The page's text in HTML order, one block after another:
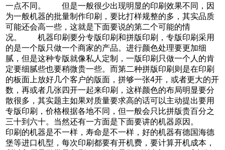
一点不同。 但是一般很少出现明显的印刷效果不同，因
为一般机器的批量制作印刷，要比打样规整的多，其实品质
可能还会高一些，这就是下面要说的第二个可能的情
况。 机器印刷要分专版印刷和拼版印刷，专版印刷采用
的是一个版只做一个商家的产品。进行颜色处理要更加细
腻，但是这种专版就像私人定制，一版印刷只做一个人的肯
定要细腻些也要稍微贵一些。而第二种拼版印刷则是在印刷
的板面上放好几个客户的版面，拼够一张4开，或者更大的开
数，再或者几张四开一起来印刷，这样颜色的布局明显要分
散很多，其实题主如果对质量要求高的话可以主动提出要用
专版印刷，价格根据各地不同，但一般会只比拼版贵百分之
三十到六十。当然还有一方面是下面要讲的机器原因。
印刷的机器是不一样，寿命是不一样，好的机器有德国海德
堡等进口机型，每次印刷都要有开机费，要计算开机成本，